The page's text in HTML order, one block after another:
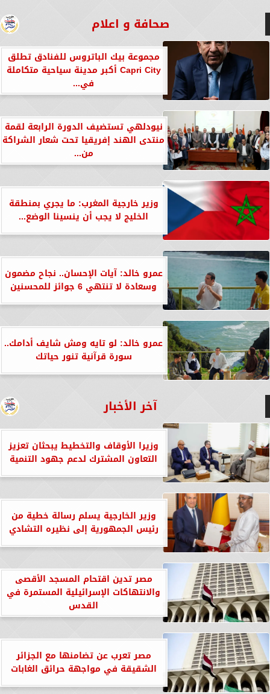
صحافة و اعلام
مجموعة بيك الباتروس للفنادق تطلق
Capri City أكبر مدينة سياحية متكاملة
في...
نيودلهي تستضيف الدورة الرابعة لقمة
منتدى الهند إفريقيا تحت شعار الشراكة
من...
وزير خارجية المغرب: ما يجري بمنطقة
الخليج لا يجب أن ينسينا الوضع...
عمرو خالد: آيات الإحسان.. نجاح مضمون
وسعادة لا تنتهي 6 جوائز للمحسنين
عمرو خالد: لو تايه ومش شايف أدامك..
سورة قرآنية تنور حياتك
آخر الأخبار
وزيرا الأوقاف والتخطيط يبحثان تعزيز
التعاون المشترك لدعم جهود التنمية
وزير الخارجية يسلم رسالة خطية من
رئيس الجمهورية إلى نظيره التشادي
مصر تدين اقتحام المسجد الأقصى
والانتهاكات الإسرائيلية المستمرة في
القدس
مصر تعرب عن تضامنها مع الجزائر
الشقيقة في مواجهة حرائق الغابات